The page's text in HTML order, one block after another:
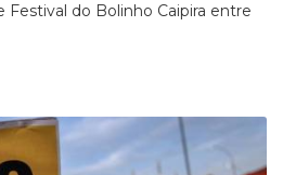
Festival do Bolinho Caipira entre